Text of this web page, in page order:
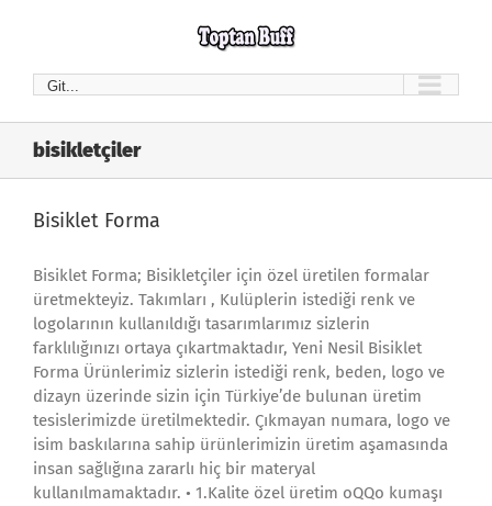
Git...
bisikletçiler
Bisiklet Forma
Bisiklet Forma; Bisikletçiler için özel üretilen formalar
üretmekteyiz. Takımları , Kulüplerin istediği renk ve
logolarının kullanıldığı tasarımlarımız sizlerin
farklılığınızı ortaya çıkartmaktadır, Yeni Nesil Bisiklet
Forma Ürünlerimiz sizlerin istediği renk, beden, logo ve
dizayn üzerinde sizin için Türkiye’de bulunan üretim
tesislerimizde üretilmektedir. Çıkmayan numara, logo ve
isim baskılarına sahip ürünlerimizin üretim aşamasında
insan sağlığına zararlı hiç bir materyal
kullanılmamaktadır. • 1.Kalite özel üretim oQQo kumaşı